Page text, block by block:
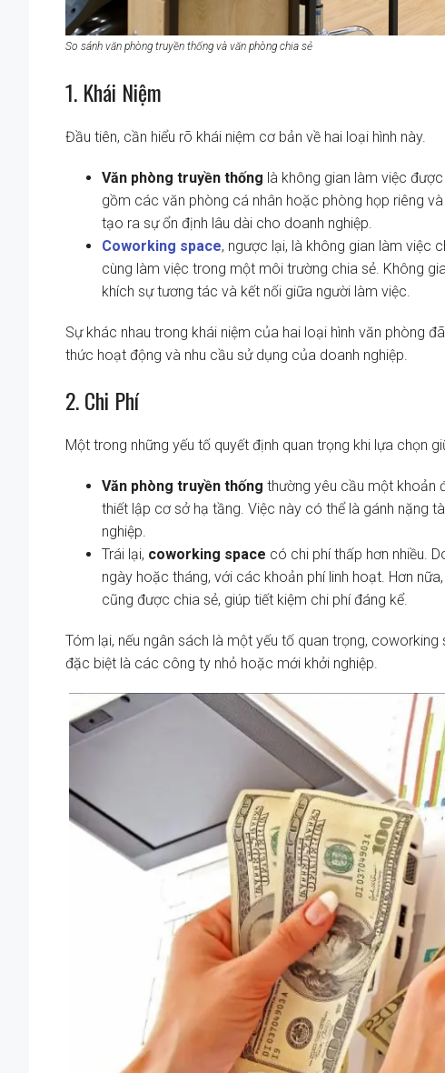
So sánh văn phòng truyền thống và văn phòng chia sẻ
1. Khái Niệm
Đầu tiên, cần hiểu rõ khái niệm cơ bản về hai loại hình này.
Văn phòng truyền thống là không gian làm việc
gồm các văn phòng cá nhân hoặc phòng họp riêng
tạo ra sự ổn định lâu dài cho doanh nghiệp.
Coworking space, ngược lại, là không gian làm việc
cùng làm việc trong một môi trường chia sẻ. Không
khích sự tương tác và kết nối giữa người làm việc.
Sự khác nhau trong khái niệm của hai loại hình văn phòng
thức hoạt động và nhu cầu sử dụng của doanh nghiệp.
2. Chi Phí
Một trong những yếu tố quyết định quan trọng khi lựa chọn
Văn phòng truyền thống thường yêu cầu một khoản
thiết lập cơ sở hạ tầng. Việc này có thể là gánh nặng
nghiệp.
Trái lại, coworking space có chi phí thấp hơn nhiều.
ngày hoặc tháng, với các khoản phí linh hoạt. Hơn
cũng được chia sẻ, giúp tiết kiệm chi phí đáng kể.
Tóm lại, nếu ngân sách là một yếu tố quan trọng,
đặc biệt là các công ty nhỏ hoặc mới khởi nghiệp.